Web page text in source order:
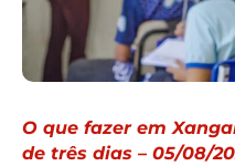
O que fazer em
de três dias – 05/08/